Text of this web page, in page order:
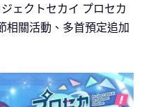
ェクトセカイ プロセカ
相關活動、多首預定追加